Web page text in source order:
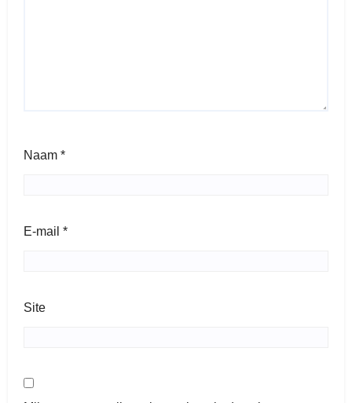
Naam *
E-mail *
Site